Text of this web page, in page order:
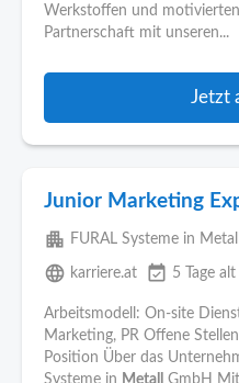
Werkstoffen und
Partnerschaft mit unseren...
Jetzt
Junior Marketing
apartment FURAL Systeme in
language karriere.at event_available 5 Tage alt
Arbeitsmodell: On-site
Marketing, PR Offene
Position Über das
Systeme in Metall
GmbH